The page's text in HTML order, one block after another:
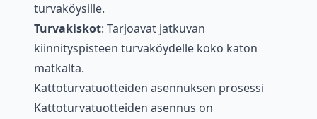
turvaköysille.
Turvakiskot: Tarjoavat jatkuvan
kiinnityspisteen turvaköydelle koko katon
matkalta.
Kattoturvatuotteiden asennuksen prosessi
Kattoturvatuotteiden asennus on